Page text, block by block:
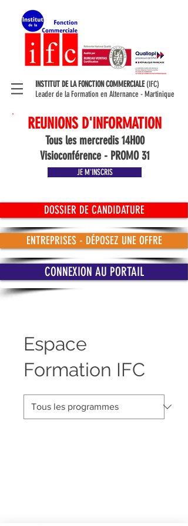
INSTITUT DE LA FONCTION COMMERCIALE (IFC)
Leader de la Formation en Alternance - Martinique
REUNIONS D'INFORMATION
Tous les mercredis 14H00
Visioconférence - PROMO 31
JE M'INSCRIS
DOSSIER DE CANDIDATURE
ENTREPRISES - DÉPOSEZ UNE OFFRE
CONNEXION AU PORTAIL
Espace
Formation IFC